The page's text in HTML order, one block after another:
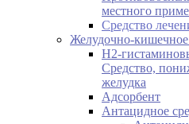
местного
Средство
Желудочно-кишечное
H2-
Средство,
желудка
Адсорбент
Антацидное